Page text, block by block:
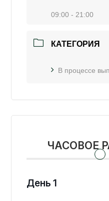
09:00 - 21:00
КАТЕГОРИЯ
В процессе
ЧАСОВОЕ
День 1